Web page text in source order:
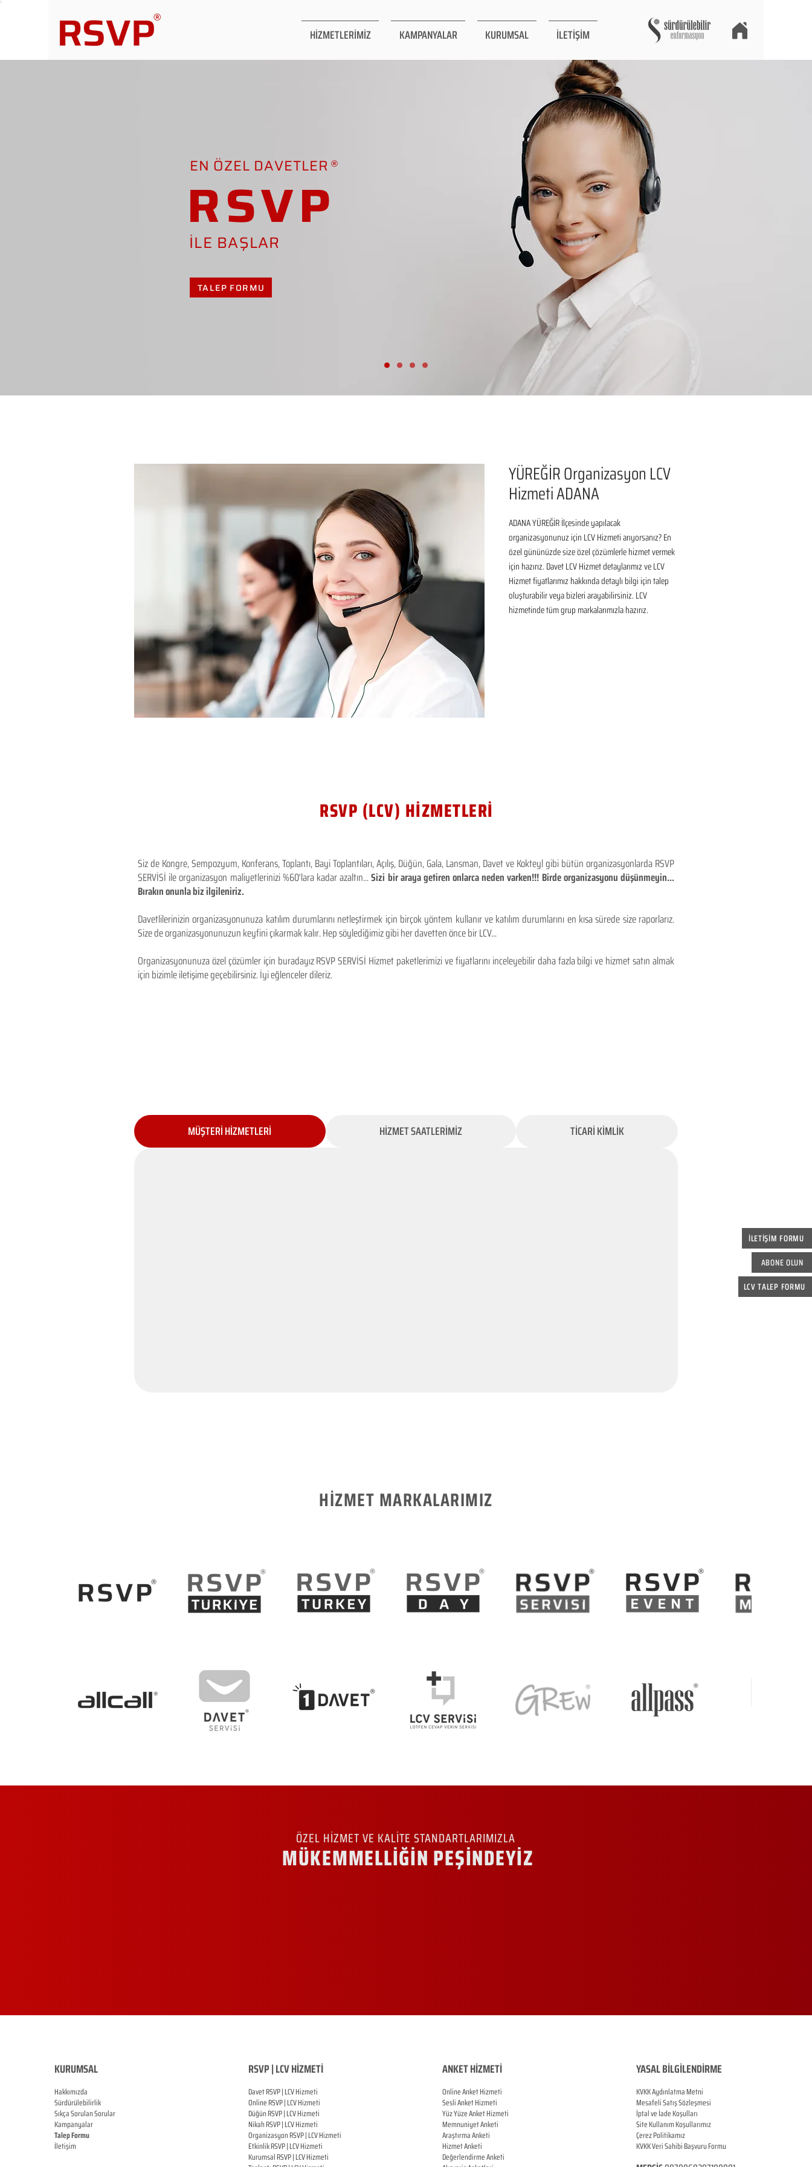
HİZMETLERİMİZ KAMPANYALAR KURUMSAL İLETİŞİM
İLETİŞİM FORMU
ABONE OLUN
LCV TALEP FORMU
EN ÖZEL DAVETLER
RSVP
İLE BAŞLAR
TALEP FORMU
YÜREĞİR Organizasyon LCV
Hizmeti ADANA
ADANA YÜREĞİR İlçesinde yapılacak
organizasyonunuz için LCV Hizmeti arıyorsanız? En
özel gününüzde size özel çözümlerle hizmet vermek
için hazırız. Davet LCV Hizmet detaylarımız ve LCV
Hizmet fiyatlarımız hakkında detaylı bilgi için talep
oluşturabilir veya bizleri arayabilirsiniz. LCV
hizmetinde tüm grup markalarımızla hazırız.
RSVP (LCV) HİZMETLERİ
Siz de Kongre, Sempozyum, Konferans, Toplantı, Bayi Toplantıları, Açılış, Düğün, Gala, Lansman, Davet ve Kokteyl gibi bütün organizasyonlarda RSVP
SERVİSİ ile organizasyon maliyetlerinizi %60'lara kadar azaltın...Sizi bir araya getiren onlarca neden varken!!! Birde organizasyonu düşünmeyin...
Bırakın onunla biz ilgileniriz.
Davetlilerinizin organizasyonunuza katılım durumlarını netleştirmek için birçok yöntem kullanır ve katılım durumlarını en kısa sürede size raporlarız.
Size de organizasyonunuzun keyfini çıkarmak kalır. Hep söylediğimiz gibi her davetten önce bir LCV...
Organizasyonunuza özel çözümler için buradayız RSVP SERVİSİ Hizmet paketlerimizi ve fiyatlarını inceleyebilir daha fazla bilgi ve hizmet satın almak
için bizimle iletişime geçebilirsiniz. İyi eğlenceler dileriz.
MÜŞTERİ HİZMETLERİ HİZMET SAATLERİMİZ TİCARİ KİMLİK
HİZMET MARKALARIMIZ
ÖZEL HİZMET VE KALİTE STANDARTLARIMIZLA
MÜKEMMELLİĞİN PEŞİNDEYİZ
KURUMSAL
Hakkımızda
Sürdürülebilirlik
Sıkça Sorulan Sorular
Kampanyalar
Talep Formu
İletişim
RSVP | LCV HİZMETİ
Davet RSVP | LCV Hizmeti
OnlineRSVP |LCV Hizmeti
DüğünRSVP |LCV Hizmeti
NikahRSVP |LCV Hizmeti
OrganizasyonRSVP |LCV Hizmeti
EtkinlikRSVP |LCV Hizmeti
KurumsalRSVP |LCV Hizmeti
ANKET HİZMETİ
Online Anket Hizmeti
Sesli Anket Hizmeti
Yüz Yüze Anket Hizmeti
Memnuniyet Anketi
Araştırma Anketi
Hizmet Anketi
Değerlendirme Anketi
YASAL BİLGİLENDİRME
KVKK Aydınlatma Metni
Mesafeli Satış Sözleşmesi
İptal ve İade Koşulları
Site Kullanım Koşullarımız
Çerez Politikamız
KVKK Veri Sahibi Başvuru Formu